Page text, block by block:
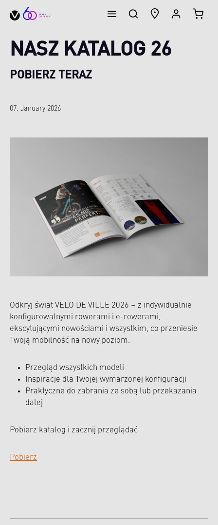
zawartości
NASZ KATALOG 26
POBIERZ TERAZ
07. January 2026
Odkryj świat VELO DE VILLE 2026 – z indywidualnie
konfigurowalnymi rowerami i e-rowerami,
ekscytującymi nowościami i wszystkim, co przeniesie
Twoją mobilność na nowy poziom.
Przegląd wszystkich modeli
Inspiracje dla Twojej wymarzonej konfiguracji
Praktyczne do zabrania ze sobą lub przekazania
dalej
Pobierz katalog i zacznij przeglądać
Pobierz